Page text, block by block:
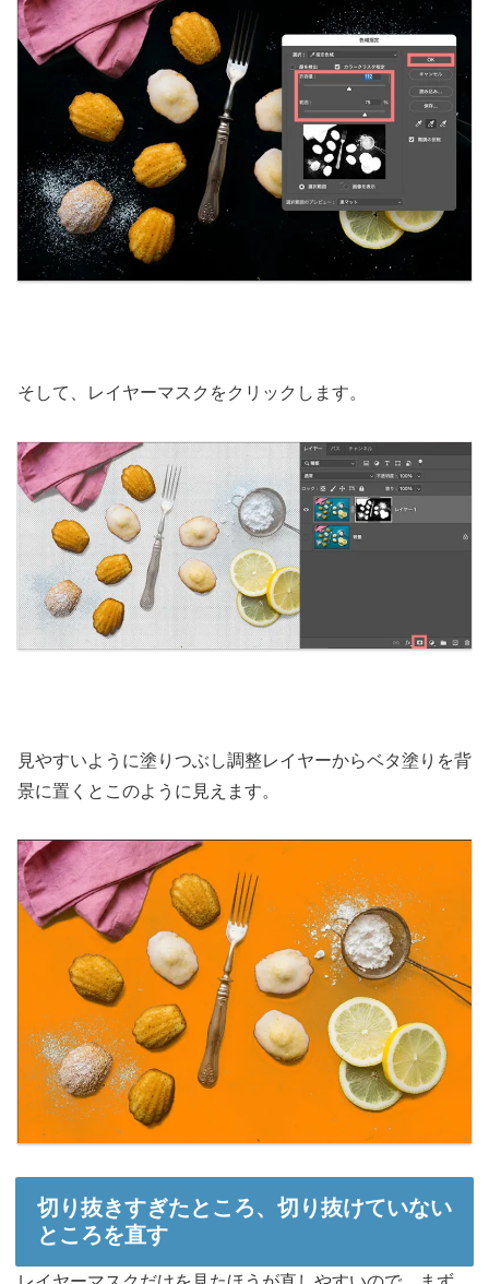
そして、レイヤーマスクをクリックします。
見やすいように塗りつぶし調整レイヤーからベタ塗りを背
景に置くとこのように見えます。
切り抜きすぎたところ、切り抜けていない
ところを直す